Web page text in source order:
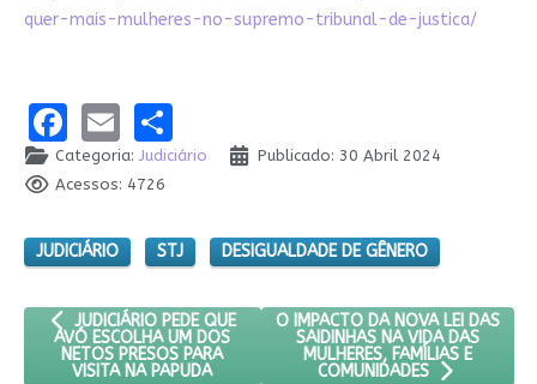
quer-mais-mulheres-no-supremo-tribunal-de-justica/
Facebook
EmailShare
Categoria: Judiciário
Publicado: 30 Abril 2024
Acessos: 4726
JUDICIÁRIO STJ DESIGUALDADE DE GÊNERO
ARTIGO ANTERIOR: JUDICIÁRIO PEDE QUE AVÓ ESCOLHA UM
JUDICIÁRIO PEDE QUE
AVÓ ESCOLHA UM DOS
NETOS PRESOS PARA
VISITA NA PAPUDA
PRÓXIMO ARTIGO: O IMPACTO
O IMPACTO DA NOVA LEI DAS
SAIDINHAS NA VIDA DAS
MULHERES, FAMÍLIAS E
COMUNIDADES